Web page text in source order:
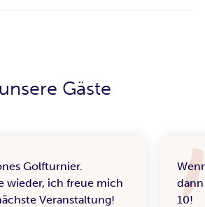
Gäste
Golfturnier.
wieder, ich freue mich
Veranstaltung!
10!